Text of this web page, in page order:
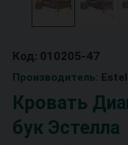
Код: 010205-47
Производитель:
Кровать
бук Эстелла